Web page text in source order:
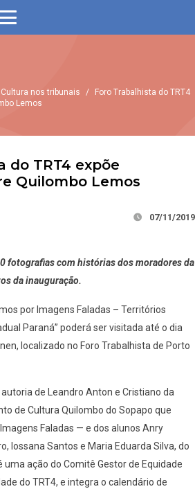
Cultura nos tribunais /
Foro Trabalhista do TRT4
Lemos
do TRT4 expõe
Quilombo Lemos
07/11/2019
fotografias com histórias dos moradores da
da inauguração.
por Imagens Faladas – Territórios
Paraná” poderá ser visitada até o dia
localizado no Foro Trabalhista de Porto
de Leandro Anton e Cristiano da
de Cultura Quilombo do Sopapo que
Faladas — e dos alunos Anry
Iossana Santos e Maria Eduarda Silva, do
uma ação do Comitê Gestor de Equidade
do TRT4, e integra o calendário de